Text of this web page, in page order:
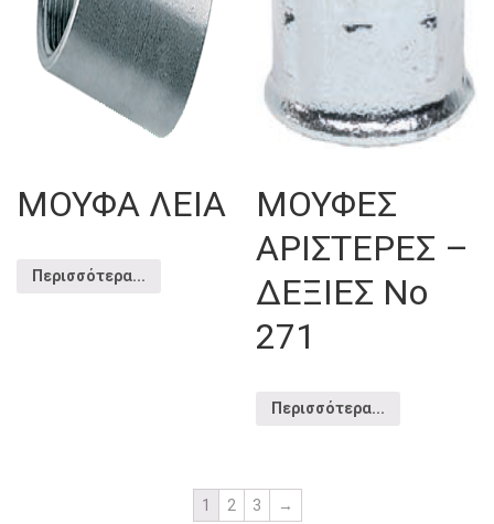
ΜΟΥΦΑ ΛΕΙΑ
Περισσότερα...
ΜΟΥΦΕΣ
ΑΡΙΣΤΕΡΕΣ –
ΔΕΞΙΕΣ Νο
271
Περισσότερα...
1 2 3 →